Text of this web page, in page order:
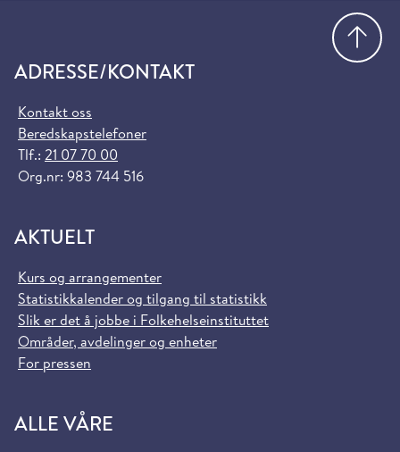
ADRESSE/KONTAKT
Kontakt oss
Beredskapstelefoner
Tlf.: 21 07 70 00
Org.nr: 983 744 516
AKTUELT
Kurs og arrangementer
Statistikkalender og tilgang til statistikk
Slik er det å jobbe i Folkehelseinstituttet
Områder, avdelinger og enheter
For pressen
ALLE VÅRE